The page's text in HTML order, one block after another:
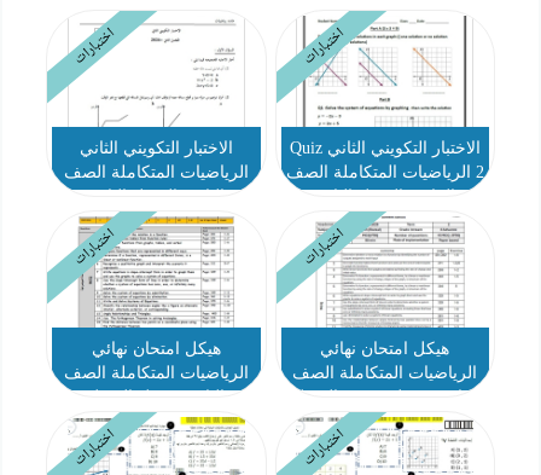
اختبارات
الاختبار التكويني الثاني Quiz
2 الرياضيات المتكاملة الصف
اختبارات
الاختبار التكويني الثاني
الرياضيات المتكاملة الصف
اختبارات
هيكل امتحان نهائي
الرياضيات المتكاملة الصف
الدراسي الثاني 2025-2026
اختبارات
هيكل امتحان نهائي
الرياضيات المتكاملة الصف
الدراسي الثاني 2025-2026
اختبارات اختبارات